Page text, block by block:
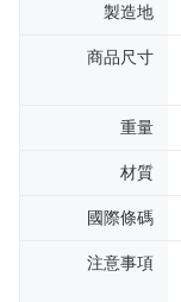
製造地
商品尺寸
重量
材質
國際條碼
注意事項